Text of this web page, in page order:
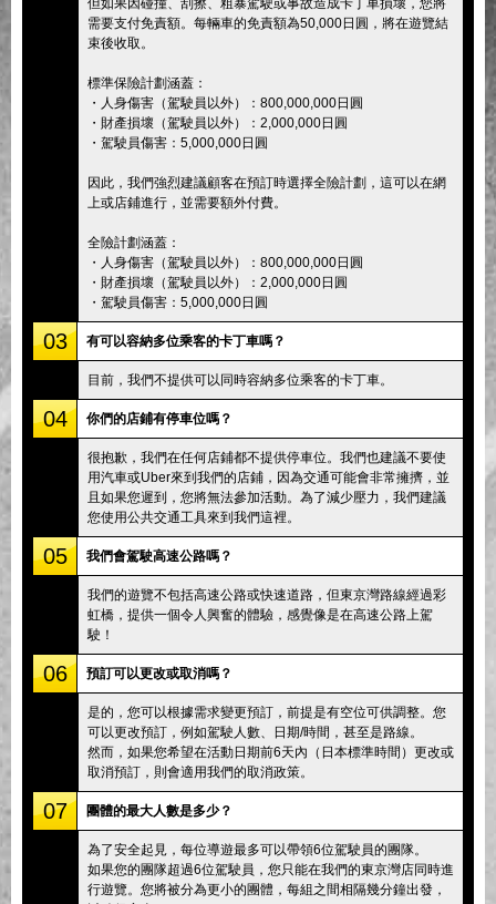
需要支付免責額。每輛車的免責額為50,000日圓，將在遊覽結
束後收取。
標準保險計劃涵蓋：
・人身傷害（駕駛員以外）：800,000,000日圓
・財產損壞（駕駛員以外）：2,000,000日圓
・駕駛員傷害：5,000,000日圓
因此，我們強烈建議顧客在預訂時選擇全險計劃，這可以在網
上或店鋪進行，並需要額外付費。
全險計劃涵蓋：
・人身傷害（駕駛員以外）：800,000,000日圓
・財產損壞（駕駛員以外）：2,000,000日圓
・駕駛員傷害：5,000,000日圓
03 有可以容納多位乘客的卡丁車嗎？
目前，我們不提供可以同時容納多位乘客的卡丁車。
04 你們的店鋪有停車位嗎？
很抱歉，我們在任何店鋪都不提供停車位。我們也建議不要使
用汽車或Uber來到我們的店鋪，因為交通可能會非常擁擠，並
且如果您遲到，您將無法參加活動。為了減少壓力，我們建議
您使用公共交通工具來到我們這裡。
05 我們會駕駛高速公路嗎？
我們的遊覽不包括高速公路或快速道路，但東京灣路線經過彩
虹橋，提供一個令人興奮的體驗，感覺像是在高速公路上駕
駛！
06 預訂可以更改或取消嗎？
是的，您可以根據需求變更預訂，前提是有空位可供調整。您
可以更改預訂，例如駕駛人數、日期/時間，甚至是路線。
然而，如果您希望在活動日期前6天內（日本標準時間）更改或
取消預訂，則會適用我們的取消政策。
07 團體的最大人數是多少？
為了安全起見，每位導遊最多可以帶領6位駕駛員的團隊。
如果您的團隊超過6位駕駛員，您只能在我們的東京灣店同時進
行遊覽。您將被分為更小的團體，每組之間相隔幾分鐘出發，